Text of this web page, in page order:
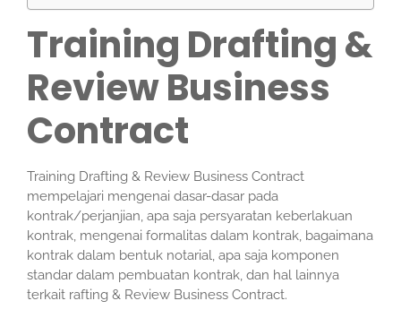
Training Drafting &
Review Business
Contract
Training Drafting & Review Business Contract
mempelajari mengenai dasar-dasar pada
kontrak/perjanjian, apa saja persyaratan keberlakuan
kontrak, mengenai formalitas dalam kontrak, bagaimana
kontrak dalam bentuk notarial, apa saja komponen
standar dalam pembuatan kontrak, dan hal lainnya
terkait rafting & Review Business Contract.